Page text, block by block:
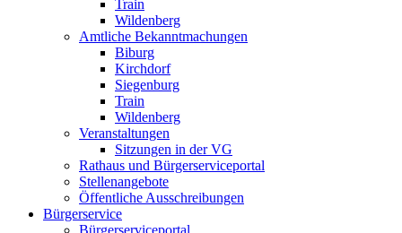
Train
Wildenberg
Amtliche Bekanntmachungen
Biburg
Kirchdorf
Siegenburg
Train
Wildenberg
Veranstaltungen
Sitzungen in der VG
Rathaus und Bürgerserviceportal
Stellenangebote
Öffentliche Ausschreibungen
Bürgerservice
Bürgerserviceportal